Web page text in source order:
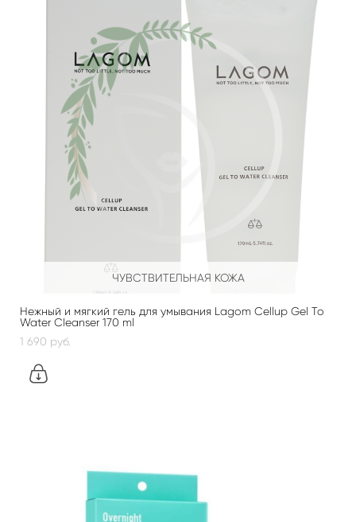
ЧУВСТВИТЕЛЬНАЯ КОЖА
Нежный и мягкий гель для умывания Lagom Cellup Gel To
Water Cleanser 170 ml
1 690 pуб.